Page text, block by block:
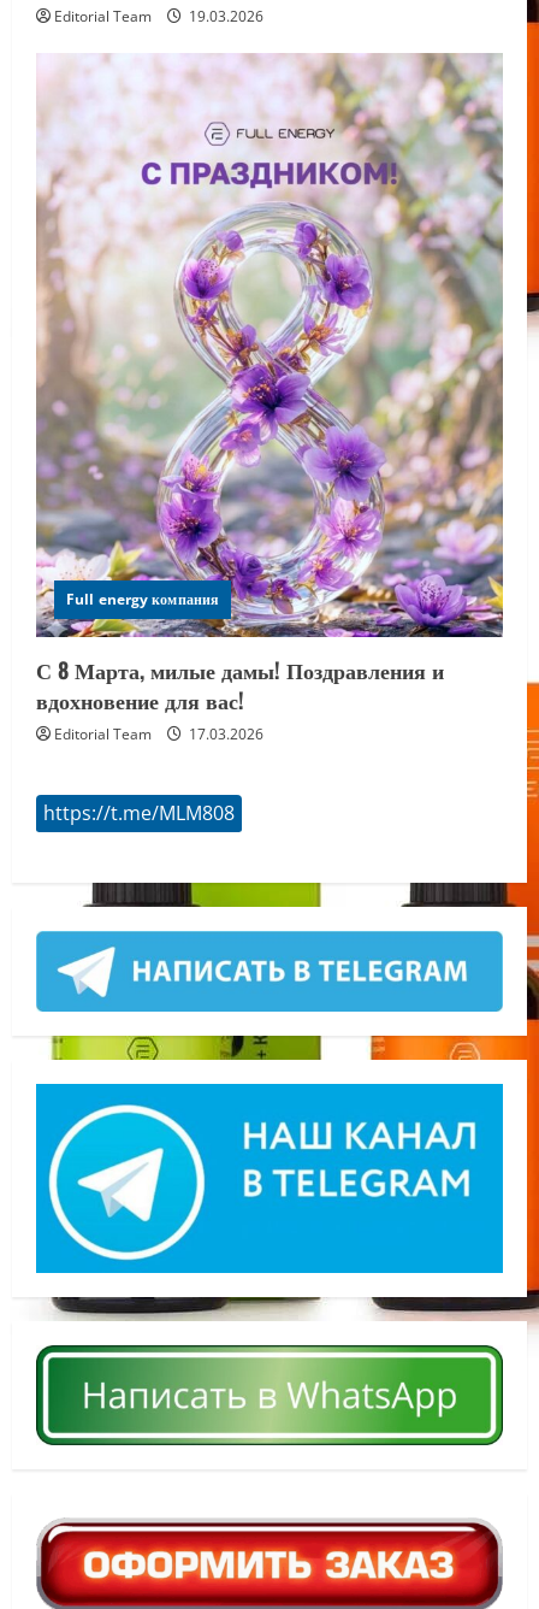
Editorial Team 19.03.2026
Full energy компания
С 8 Марта, милые дамы! Поздравления и
вдохновение для вас!
Editorial Team 17.03.2026
https://t.me/MLM808